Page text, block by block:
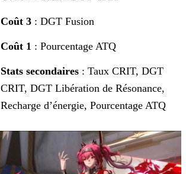
Coût 3 : DGT Fusion
Coût 1 : Pourcentage ATQ
Stats secondaires : Taux CRIT, DGT
CRIT, DGT Libération de Résonance,
Recharge d’énergie, Pourcentage ATQ